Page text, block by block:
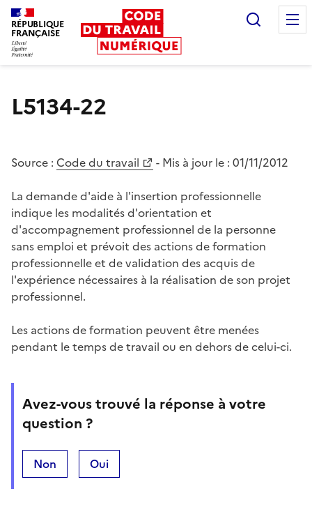
RÉPUBLIQUE
FRANÇAISE
L5134-22
Source : Code du travail - Mis à jour le : 01/11/2012
La demande d'aide à l'insertion professionnelle
indique les modalités d'orientation et
d'accompagnement professionnel de la personne
sans emploi et prévoit des actions de formation
professionnelle et de validation des acquis de
l'expérience nécessaires à la réalisation de son projet
professionnel.
Les actions de formation peuvent être menées
pendant le temps de travail ou en dehors de celui-ci.
Avez-vous trouvé la réponse à votre
question ?
Non Oui